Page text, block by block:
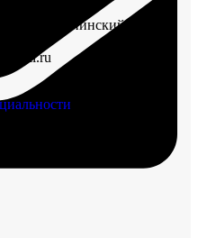
пр-кт Ленинский, д. 221